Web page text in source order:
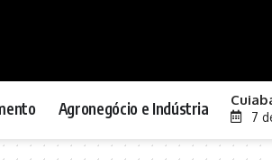
Agronegócio e Indústria 7